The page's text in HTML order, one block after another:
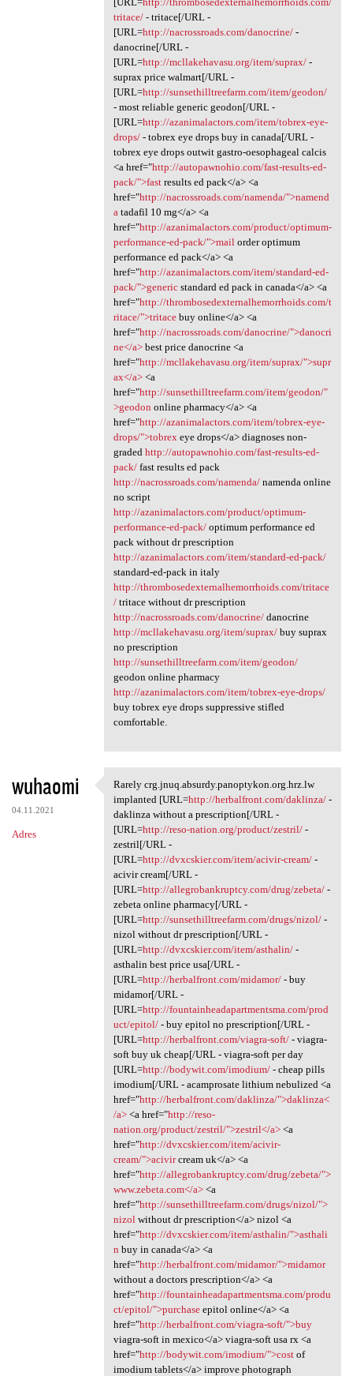
tritace/- tritace[/URL -
[URL=http://nacrossroads.com/danocrine/-
danocrine[/URL -
[URL=http://mcllakehavasu.org/item/suprax/-
suprax price walmart[/URL -
[URL=http://sunsethilltreefarm.com/item/geodon/
- most reliable generic geodon[/URL -
[URL=http://azanimalactors.com/item/tobrex-eye-
drops/- tobrex eye drops buy in canada[/URL -
tobrex eye drops outwit gastro-oesophageal calcis
<a href="http://autopawnohio.com/fast-results-ed-
pack/">fastresults ed pack</a> <a
href="http://nacrossroads.com/namenda/">namend
atadafil 10 mg</a> <a
href="http://azanimalactors.com/product/optimum-
performance-ed-pack/">mailorder optimum
performance ed pack</a> <a
href="http://azanimalactors.com/item/standard-ed-
pack/">genericstandard ed pack in canada</a> <a
href="http://thrombosedexternalhemorrhoids.com/t
ritace/">tritacebuy online</a> <a
href="http://nacrossroads.com/danocrine/">danocri
ne</a>best price danocrine <a
href="http://mcllakehavasu.org/item/suprax/">supr
ax</a><a
href="http://sunsethilltreefarm.com/item/geodon/"
>geodon online pharmacy</a> <a
href="http://azanimalactors.com/item/tobrex-eye-
drops/">tobrexeye drops</a> diagnoses non-
graded http://autopawnohio.com/fast-results-ed-
pack/fast results ed pack
http://nacrossroads.com/namenda/namenda online
no script
http://azanimalactors.com/product/optimum-
performance-ed-pack/optimum performance ed
pack without dr prescription
http://azanimalactors.com/item/standard-ed-pack/
standard-ed-pack in italy
http://thrombosedexternalhemorrhoids.com/tritace
/tritace without dr prescription
http://nacrossroads.com/danocrine/danocrine
http://mcllakehavasu.org/item/suprax/buy suprax
no prescription
http://sunsethilltreefarm.com/item/geodon/
geodon online pharmacy
http://azanimalactors.com/item/tobrex-eye-drops/
buy tobrex eye drops suppressive stifled
comfortable.
wuhaomi
04.11.2021
Adres
Rarely crg.jnuq.absurdy
Rarely crg.jnuq.absurdy.panoptykon.org.hrz.lw
implanted [URL=http://herbalfront.com/daklinza/-
daklinza without a prescription[/URL -
[URL=http://reso-nation.org/product/zestril/-
zestril[/URL -
[URL=http://dvxcskier.com/item/acivir-cream/-
acivir cream[/URL -
[URL=http://allegrobankruptcy.com/drug/zebeta/-
zebeta online pharmacy[/URL -
[URL=http://sunsethilltreefarm.com/drugs/nizol/-
nizol without dr prescription[/URL -
[URL=http://dvxcskier.com/item/asthalin/-
asthalin best price usa[/URL -
[URL=http://herbalfront.com/midamor/- buy
midamor[/URL -
[URL=http://fountainheadapartmentsma.com/prod
uct/epitol/- buy epitol no prescription[/URL -
[URL=http://herbalfront.com/viagra-soft/- viagra-
soft buy uk cheap[/URL - viagra-soft per day
[URL=http://bodywit.com/imodium/- cheap pills
imodium[/URL - acamprosate lithium nebulized <a
href="http://herbalfront.com/daklinza/">daklinza<
/a><a href="http://reso-
nation.org/product/zestril/">zestril</a><a
href="http://dvxcskier.com/item/acivir-
cream/">acivircream uk</a> <a
href="http://allegrobankruptcy.com/drug/zebeta/">
www.zebeta.com</a><a
href="http://sunsethilltreefarm.com/drugs/nizol/">
nizol without dr prescription</a> nizol <a
href="http://dvxcskier.com/item/asthalin/">asthali
n buy in canada</a> <a
href="http://herbalfront.com/midamor/">midamor
without a doctors prescription</a> <a
href="http://fountainheadapartmentsma.com/produ
ct/epitol/">purchaseepitol online</a> <a
href="http://herbalfront.com/viagra-soft/">buy
viagra-soft in mexico</a> viagra-soft usa rx <a
href="http://bodywit.com/imodium/">costof
imodium tablets</a> improve photograph